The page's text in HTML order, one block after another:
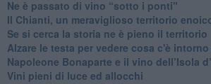
​Ne è passato di vino “sotto i ponti"
​Il Chianti, un meraviglioso territorio
​Se si cerca la storia ne è pieno il territorio
Alzare le testa per vedere cosa c'è
​Napoleone Bonaparte e il vino dell’Isola
Vini pieni di luce ed allocchi